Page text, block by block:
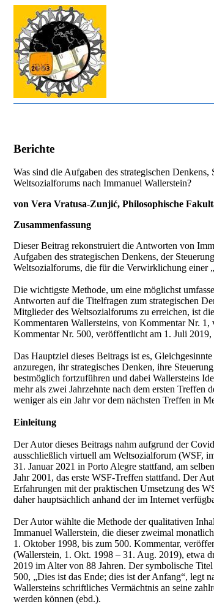
Berichte
Was sind die Aufgaben des strategischen
Weltsozialforums nach Immanuel Wallerstein?
von Vera Vratusa-Zunjić, Philosophische
Zusammenfassung
Dieser Beitrag rekonstruiert die Antworten von
Aufgaben des strategischen Denkens, der
Weltsozialforums, die für die Verwirklichung einer
Die wichtigste Methode, um eine möglichst
Antworten auf die Titelfragen zum strategischen
Mitglieder des Weltsozialforums zu erreichen, ist
Kommentaren Wallersteins, von Kommentar Nr.
Kommentar Nr. 500, veröffentlicht am 1. Juli
Das Hauptziel dieses Beitrags ist es,
anzuregen, ihr strategisches Denken, ihre
bestmöglich fortzuführen und dabei Wallersteins
mehr als zwei Jahrzehnte nach dem ersten Treffen
weniger als ein Jahr vor dem nächsten Treffen in
Einleitung
Der Autor dieses Beitrags nahm aufgrund der
ausschließlich virtuell am Weltsozialforum (WSF,
31. Januar 2021 in Porto Alegre stattfand, am
Jahr 2001, das erste WSF-Treffen stattfand. Der
Erfahrungen mit der praktischen Umsetzung des
daher hauptsächlich anhand der im Internet
Der Autor wählte die Methode der qualitativen
Immanuel Wallerstein, die dieser zweimal
1. Oktober 1998, bis zum 500. Kommentar,
(Wallerstein, 1. Okt. 1998 – 31. Aug. 2019), etwa
2019 im Alter von 88 Jahren. Der symbolische
500, „Dies ist das Ende; dies ist der Anfang“, legt
Wallersteins schriftliches Vermächtnis an seine
werden können (ebd.).